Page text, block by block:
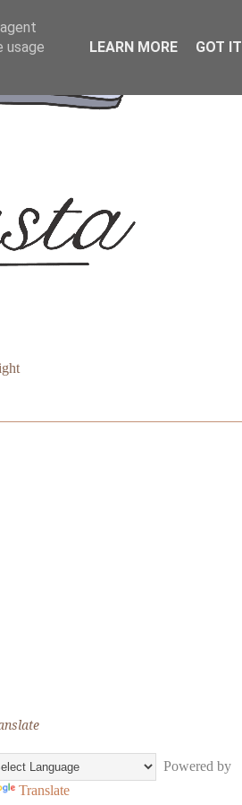
Powered by
Translate
usage
LEARN MORE GOT IT